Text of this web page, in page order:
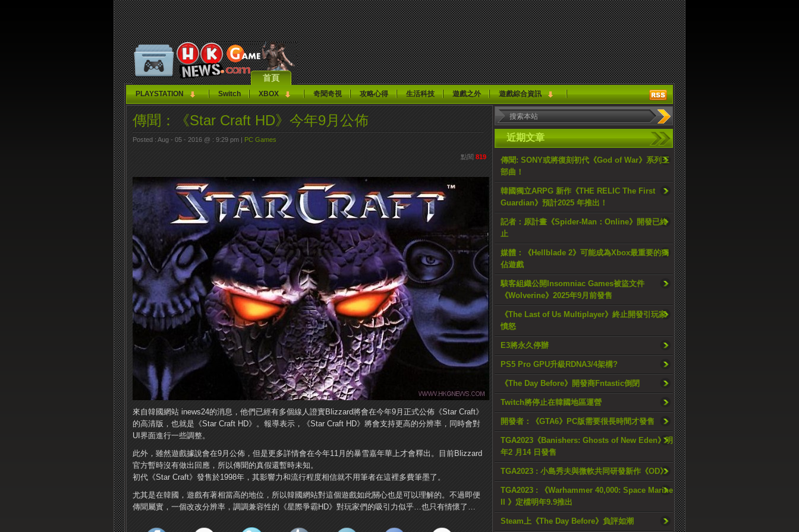
首頁
PLAYSTATION Switch XBOX 奇聞奇視 攻略心得 生活科技 遊戲之外 遊戲綜合資訊
近期文章
傳聞: SONY或將復刻初代《God of War》系列三
部曲！
韓國獨立ARPG 新作《THE RELIC The First
Guardian》預計2025 年推出！
記者：原計畫《Spider-Man：Online》開發已終
止
媒體：《Hellblade 2》可能成為Xbox最重要的獨
佔遊戲
駭客組織公開Insomniac Games被盜文件
《Wolverine》2025年9月前發售
《The Last of Us Multiplayer》終止開發引玩家
憤怒
E3將永久停辦
PS5 Pro GPU升級RDNA3/4架構?
《The Day Before》開發商Fntastic倒閉
Twitch將停止在韓國地區運營
開發者：《GTA6》PC版需要很長時間才發售
TGA2023《Banishers: Ghosts of New Eden》明
年2 月14 日發售
TGA2023 : 小島秀夫與微軟共同研發新作《OD》
TGA2023 : 《Warhammer 40,000: Space Marine
II 》定檔明年9.9推出
Steam上《The Day Before》負評如潮
傳聞：《Star Craft HD》今年9月公佈
Posted : Aug - 05 - 2016 @ : 9:29 pm | PC Games
點閱 819
來自韓國網站 inews24的消息，他們已經有多個線人證實Blizzard將會在今年9月正式公佈《Star Craft》
的高清版，也就是《Star Craft HD》。報導表示，《Star Craft HD》將會支持更高的分辨率，同時會對
UI界面進行一些調整。
此外，雖然遊戲據說會在9月公佈，但是更多詳情會在今年11月的暴雪嘉年華上才會釋出。目前Blizzard
官方暫時沒有做出回應，所以傳聞的真假還暫時未知。
初代《Star Craft》發售於1998年，其影響力和流行程度相信就不用筆者在這裡多費筆墨了。
尤其是在韓國，遊戲有著相當高的地位，所以韓國網站對這個遊戲如此關心也是可以理解的。不過即便
傳聞屬實，一個改改分辨率，調調兼容性的《星際爭霸HD》對玩家們的吸引力似乎…也只有情懷了…